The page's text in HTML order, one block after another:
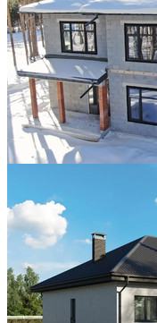
Двухэтажный дом
28.07.2026